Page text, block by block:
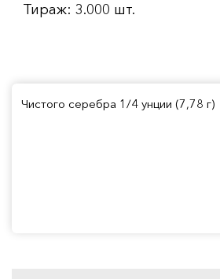
Тираж: 3.000 шт.
Чистого серебра 1/4 унции (7,78 г)